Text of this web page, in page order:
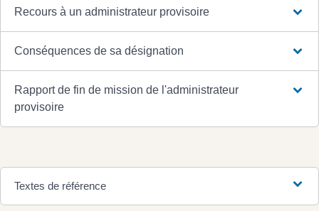
Recours à un administrateur provisoire
Conséquences de sa désignation
Rapport de fin de mission de l'administrateur
provisoire
Textes de référence